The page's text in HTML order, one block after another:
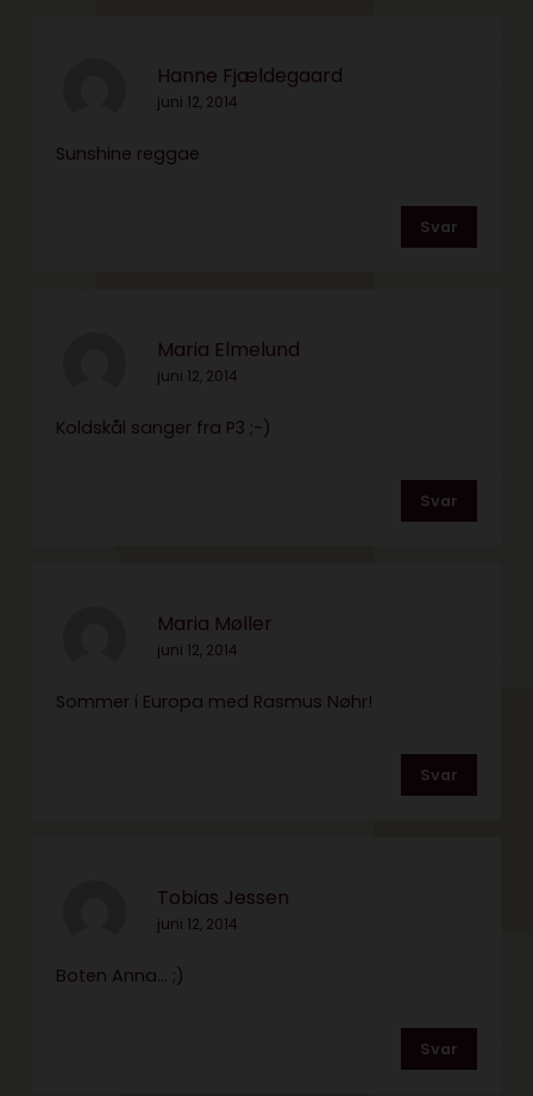
Hanne Fjældegaard
juni 12, 2014
Sunshine reggae
Svar
Maria Elmelund
juni 12, 2014
Koldskål sanger fra P3 ;-)
Svar
Maria Møller
juni 12, 2014
Sommer i Europa med Rasmus Nøhr!
Svar
Tobias Jessen
juni 12, 2014
Boten Anna… ;)
Svar